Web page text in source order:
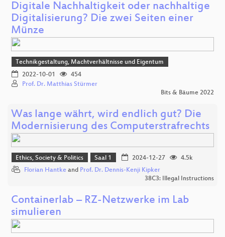
Digitale Nachhaltigkeit oder nachhaltige
Digitalisierung? Die zwei Seiten einer
Münze
Technikgestaltung, Machtverhältnisse und Eigentum
2022-10-01
454
Prof. Dr. Matthias Stürmer
Bits & Bäume 2022
Was lange währt, wird endlich gut? Die
Modernisierung des Computerstrafrechts
Ethics, Society & Politics Saal 1 2024-12-27
4.5k
Florian Hantke and Prof. Dr. Dennis-Kenji Kipker
38C3: Illegal Instructions
Containerlab – RZ-Netzwerke im Lab
simulieren